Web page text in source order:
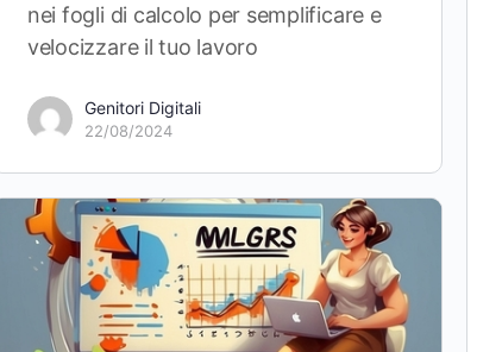
nei fogli di calcolo per semplificare e
velocizzare il tuo lavoro
Genitori Digitali
22/08/2024